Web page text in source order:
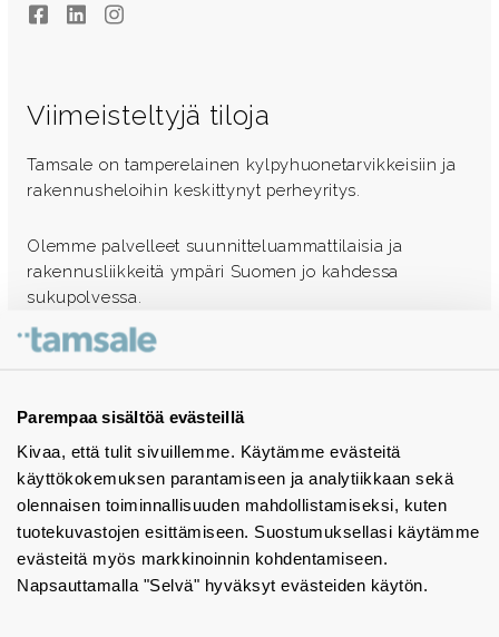
Parempaa sisältöä evästeillä
Kivaa, että tulit sivuillemme. Käytämme evästeitä
käyttökokemuksen parantamiseen ja analytiikkaan sekä
olennaisen toiminnallisuuden mahdollistamiseksi, kuten
tuotekuvastojen esittämiseen. Suostumuksellasi käytämme
evästeitä myös markkinoinnin kohdentamiseen.
Napsauttamalla "Selvä" hyväksyt evästeiden käytön.
FacebookLinkedInInstagram
Viimeisteltyjä tiloja
Tamsale on tamperelainen kylpyhuonetarvikkeisiin ja
rakennusheloihin keskittynyt perheyritys.
Olemme palvelleet suunnitteluammattilaisia ja
rakennusliikkeitä ympäri Suomen jo kahdessa
sukupolvessa.
Ota yhteyttä - autamme mielellämme
Tuotekuvastot
Instagram
BIM-objektit
Yhteystiedot
Tiedotteet